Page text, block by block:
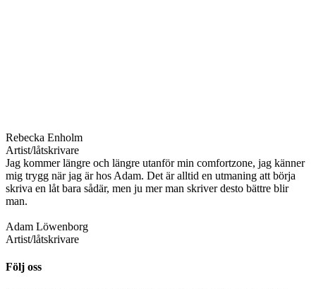
Rebecka Enholm
Artist/låtskrivare
Jag kommer längre och längre utanför min comfortzone, jag känner
mig trygg när jag är hos Adam. Det är alltid en utmaning att börja
skriva en låt bara sådär, men ju mer man skriver desto bättre blir
man.
Adam Löwenborg
Artist/låtskrivare
Följ oss